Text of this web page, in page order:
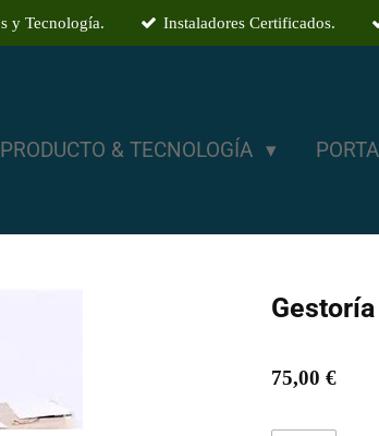
y Tecnología. Instaladores Certificados.
PRODUCTO & TECNOLOGÍA
75,00 €